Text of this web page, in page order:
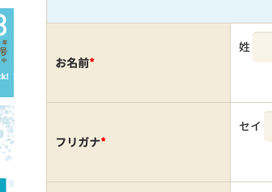
お名前*
姓
フリガナ*
セイ